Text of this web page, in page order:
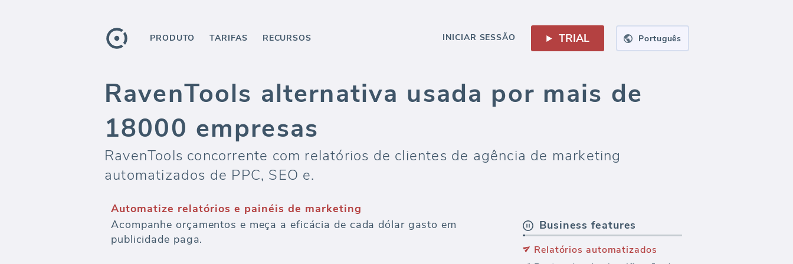
PRODUTO TARIFAS RECURSOS INICIAR SESSÃO TRIAL Português
RavenTools alternativa usada por mais de
18000 empresas
RavenTools concorrente com relatórios de clientes de agência de marketing
automatizados de PPC, SEO e.
Automatize relatórios e painéis de marketing
Acompanhe orçamentos e meça a eficácia de cada dólar gasto em
publicidade paga.
Business features
Relatórios automatizados